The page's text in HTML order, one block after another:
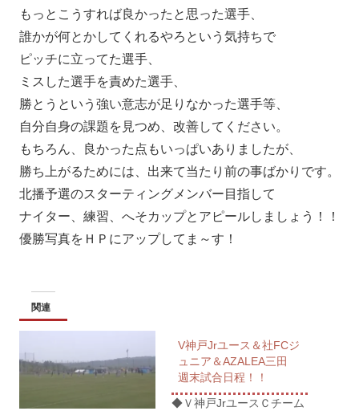
もっとこうすれば良かったと思った選手、
誰かが何とかしてくれるやろという気持ちで
ピッチに立ってた選手、
ミスした選手を責めた選手、
勝とうという強い意志が足りなかった選手等、
自分自身の課題を見つめ、改善してください。
もちろん、良かった点もいっぱいありましたが、
勝ち上がるためには、出来て当たり前の事ばかりです。
北播予選のスターティングメンバー目指して
ナイター、練習、へそカップとアピールしましょう！！
優勝写真をＨＰにアップしてま～す！
関連
V神戸Jrユース＆社FCジ
ュニア＆AZALEA三田
週末試合日程！！
◆Ｖ神戸JrユースＣチーム